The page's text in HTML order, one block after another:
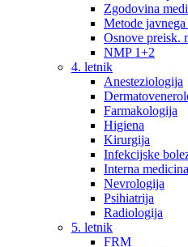
Zgodovina
Metode
Osnove preisk.
NMP 1+2
4. letnik
Anesteziologija
Farmakologija
Higiena
Kirurgija
Infekcijske
Interna medicina
Nevrologija
Psihiatrija
Radiologija
5. letnik
FRM